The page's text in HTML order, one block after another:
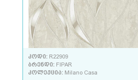
კოდი: R22909
ბრენდი: FIPAR
კოლექცია: Milano Casa